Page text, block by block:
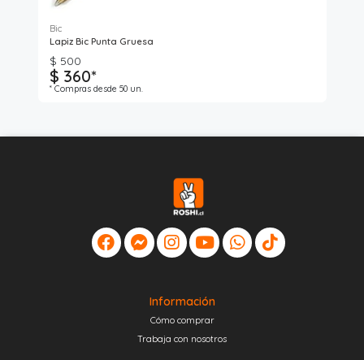
Bic
Lapiz Bic Punta Gruesa
$ 500
$ 360*
* Compras desde 50 un.
Información
Cómo comprar
Trabaja con nosotros